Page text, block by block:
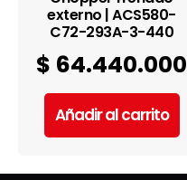
externo | ACS580-
C72-293A-3-440
$ 64.440.000
Añadir al carrito